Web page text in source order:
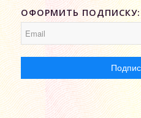
ОФОРМИТЬ ПОДПИСКУ: